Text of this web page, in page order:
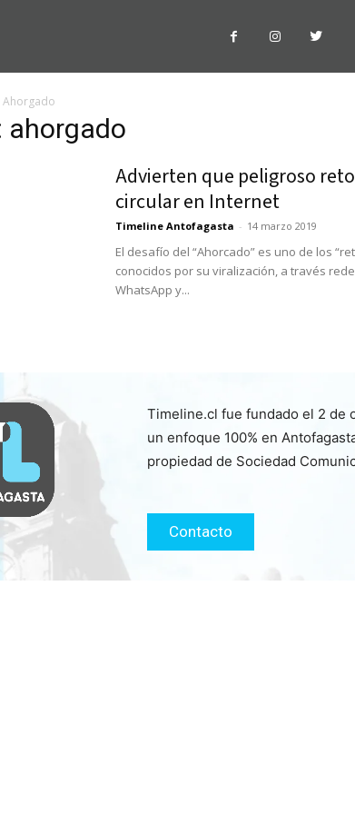
Ahorgado
ahorgado
Advierten que peligroso
circular en Internet
Timeline Antofagasta - 14 marzo 2019
El desafío del “Ahorcado” es uno de los
conocidos por su viralización, a través
WhatsApp y...
Timeline.cl fue fundado el 2 de
un enfoque 100% en
propiedad de Sociedad
Contacto